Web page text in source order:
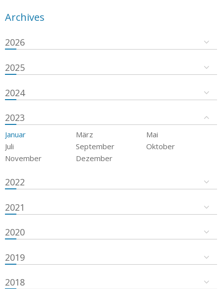
Archives
2026
2025
2024
2023
Januar März
Mai
Juli
September
Oktober
November
Dezember
2022
2021
2020
2019
2018